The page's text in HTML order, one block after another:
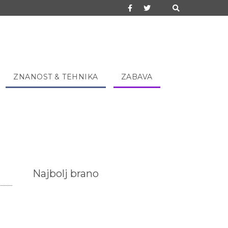
ZNANOST & TEHNIKA ZABAVA
Najbolj brano